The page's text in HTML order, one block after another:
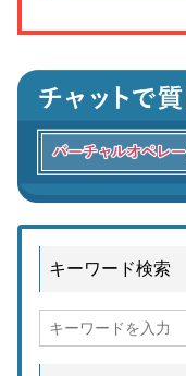
キーワード検索